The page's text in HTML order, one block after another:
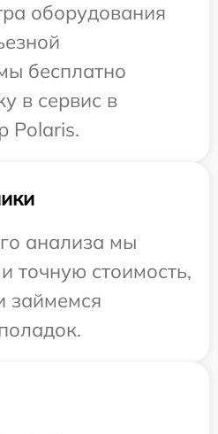
оборудования
бесплатно
в сервис в
Polaris.
анализа мы
точную стоимость,
займемся